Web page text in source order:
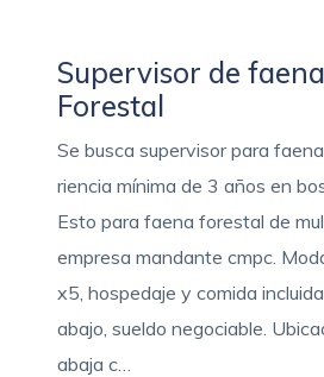
Supervisor de
Forestal
Se busca supervisor para
riencia mínima de 3 años en
Esto para faena forestal de
empresa mandante cmpc.
x5, hospedaje y comida
abajo, sueldo negociable.
abaja c…